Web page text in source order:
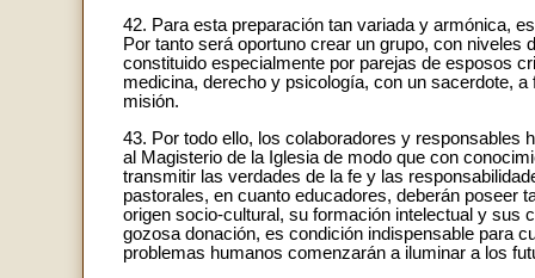
42. Para esta preparación tan variada y armónica,
Por tanto será oportuno crear un grupo, con
constituido especialmente por parejas de esposos
medicina, derecho y psicología, con un sacerdote,
misión.
43. Por todo ello, los colaboradores y responsables
al Magisterio de la Iglesia de modo que con
transmitir las verdades de la fe y las
pastorales, en cuanto educadores, deberán poseer
origen socio-cultural, su formación intelectual y sus
gozosa donación, es condición indispensable para
problemas humanos comenzarán a iluminar a los